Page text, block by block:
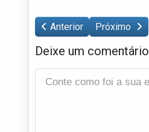
Anterior Próximo
Deixe um comentário